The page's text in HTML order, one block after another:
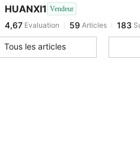
HUANXI1 Vendeur
g***gest en train de naviguer
Tous les articles